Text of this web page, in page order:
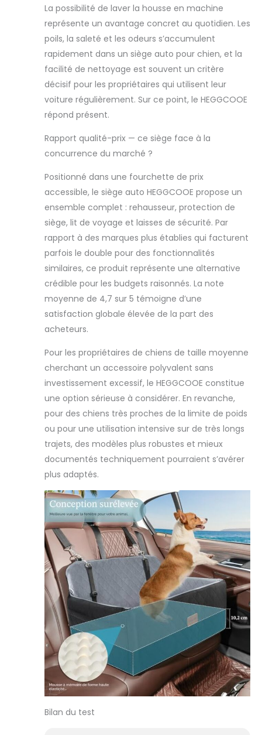
La possibilité de laver la housse en machine
représente un avantage concret au quotidien. Les
poils, la saleté et les odeurs s’accumulent
rapidement dans un siège auto pour chien, et la
facilité de nettoyage est souvent un critère
décisif pour les propriétaires qui utilisent leur
voiture régulièrement. Sur ce point, le HEGGCOOE
répond présent.
Rapport qualité-prix — ce siège face à la
concurrence du marché ?
Positionné dans une fourchette de prix
accessible, le siège auto HEGGCOOE propose un
ensemble complet : rehausseur, protection de
siège, lit de voyage et laisses de sécurité. Par
rapport à des marques plus établies qui facturent
parfois le double pour des fonctionnalités
similaires, ce produit représente une alternative
crédible pour les budgets raisonnés. La note
moyenne de 4,7 sur 5 témoigne d’une
satisfaction globale élevée de la part des
acheteurs.
Pour les propriétaires de chiens de taille moyenne
cherchant un accessoire polyvalent sans
investissement excessif, le HEGGCOOE constitue
une option sérieuse à considérer. En revanche,
pour des chiens très proches de la limite de poids
ou pour une utilisation intensive sur de très longs
trajets, des modèles plus robustes et mieux
documentés techniquement pourraient s’avérer
plus adaptés.
Bilan du test